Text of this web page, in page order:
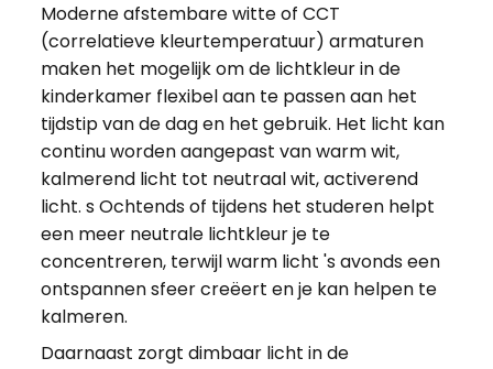
Moderne afstembare witte of CCT
(correlatieve kleurtemperatuur) armaturen
maken het mogelijk om de lichtkleur in de
kinderkamer flexibel aan te passen aan het
tijdstip van de dag en het gebruik. Het licht kan
continu worden aangepast van warm wit,
kalmerend licht tot neutraal wit, activerend
licht. s Ochtends of tijdens het studeren helpt
een meer neutrale lichtkleur je te
concentreren, terwijl warm licht 's avonds een
ontspannen sfeer creëert en je kan helpen te
kalmeren.
Daarnaast zorgt dimbaar licht in de